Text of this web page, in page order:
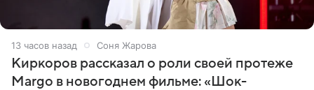
13 часов назад Соня Жарова
Киркоров рассказал о роли своей протеже
Margo в новогоднем фильме: «Шок-